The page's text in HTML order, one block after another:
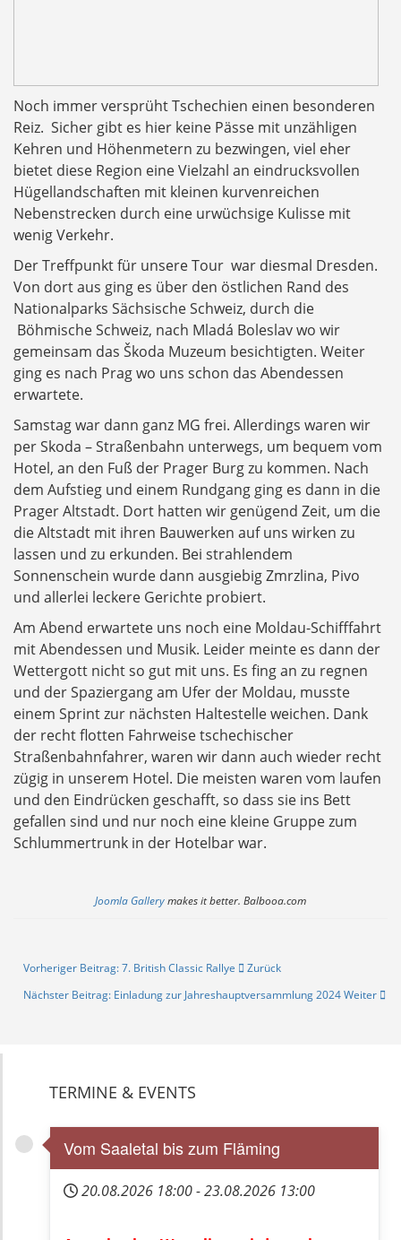
Noch immer versprüht Tschechien einen besonderen
Reiz. Sicher gibt es hier keine Pässe mit unzähligen
Kehren und Höhenmetern zu bezwingen, viel eher
bietet diese Region eine Vielzahl an eindrucksvollen
Hügellandschaften mit kleinen kurvenreichen
Nebenstrecken durch eine urwüchsige Kulisse mit
wenig Verkehr.
Der Treffpunkt für unsere Tour war diesmal Dresden.
Von dort aus ging es über den östlichen Rand des
Nationalparks Sächsische Schweiz, durch die
Böhmische Schweiz, nach Mladá Boleslav wo wir
gemeinsam das Škoda Muzeum besichtigten. Weiter
ging es nach Prag wo uns schon das Abendessen
erwartete.
Samstag war dann ganz MG frei. Allerdings waren wir
per Skoda – Straßenbahn unterwegs, um bequem vom
Hotel, an den Fuß der Prager Burg zu kommen. Nach
dem Aufstieg und einem Rundgang ging es dann in die
Prager Altstadt. Dort hatten wir genügend Zeit, um die
die Altstadt mit ihren Bauwerken auf uns wirken zu
lassen und zu erkunden. Bei strahlendem
Sonnenschein wurde dann ausgiebig Zmrzlina, Pivo
und allerlei leckere Gerichte probiert.
Am Abend erwartete uns noch eine Moldau-Schifffahrt
mit Abendessen und Musik. Leider meinte es dann der
Wettergott nicht so gut mit uns. Es fing an zu regnen
und der Spaziergang am Ufer der Moldau, musste
einem Sprint zur nächsten Haltestelle weichen. Dank
der recht flotten Fahrweise tschechischer
Straßenbahnfahrer, waren wir dann auch wieder recht
zügig in unserem Hotel. Die meisten waren vom laufen
und den Eindrücken geschafft, so dass sie ins Bett
gefallen sind und nur noch eine kleine Gruppe zum
Schlummertrunk in der Hotelbar war.
Joomla Gallerymakes it better. Balbooa.com
Vorheriger Beitrag: 7. British Classic Rallye
Zurück
Nächster Beitrag: Einladung zur Jahreshauptversammlung 2024Weiter
TERMINE & EVENTS
Vom Saaletal bis zum Fläming
20.08.2026 18:00-23.08.2026 13:00